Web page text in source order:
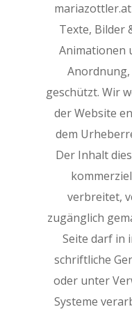
Texte, Bilder
Animationen
geschützt. Wir
der Website
dem
Der Inhalt
verbreitet,
zugänglich
Seite darf in
schriftliche
oder unter
Systeme